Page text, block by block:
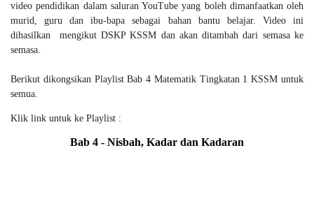
video pendidikan dalam saluran YouTube yang boleh dimanfaatkan oleh
murid, guru dan ibu-bapa sebagai bahan bantu belajar. Video ini
dihasilkan mengikut DSKP KSSM dan akan ditambah dari semasa ke
semasa.
Berikut dikongsikan Playlist Bab 4 Matematik Tingkatan 1 KSSM untuk
semua.
Klik link untuk ke Playlist :
Bab 4 - Nisbah, Kadar dan Kadaran